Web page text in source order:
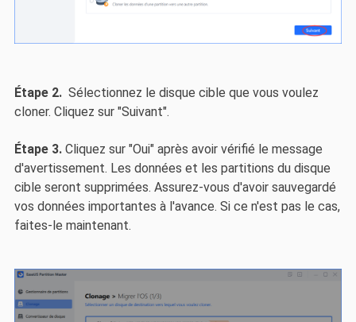
Étape 2. Sélectionnez le disque cible que vous voulez
cloner. Cliquez sur "Suivant".
Étape 3.Cliquez sur "Oui" après avoir vérifié le message
d'avertissement. Les données et les partitions du disque
cible seront supprimées. Assurez-vous d'avoir sauvegardé
vos données importantes à l'avance. Si ce n'est pas le cas,
faites-le maintenant.